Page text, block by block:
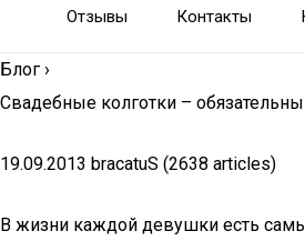
Отзывы Контакты
Блог ›
Свадебные колготки –
19.09.2013 bracatuS (2638 articles)
В жизни каждой девушки есть